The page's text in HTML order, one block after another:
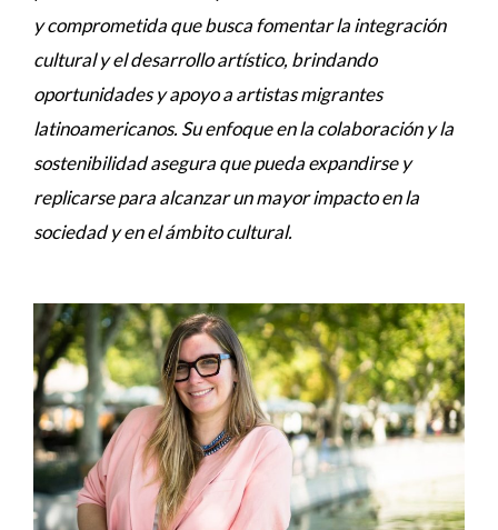
y comprometida que busca fomentar la integración
cultural y el desarrollo artístico, brindando
oportunidades y apoyo a artistas migrantes
latinoamericanos. Su enfoque en la colaboración y la
sostenibilidad asegura que pueda expandirse y
replicarse para alcanzar un mayor impacto en la
sociedad y en el ámbito cultural.